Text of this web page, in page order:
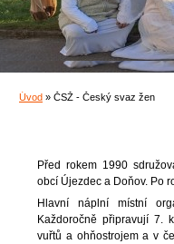
Úvod » ČSŽ - Český svaz žen
Před rokem 1990
obcí Újezdec a Doňov. Po
Hlavní náplní místní
Každoročně připravují 7.
vuřtů a ohňostrojem a v